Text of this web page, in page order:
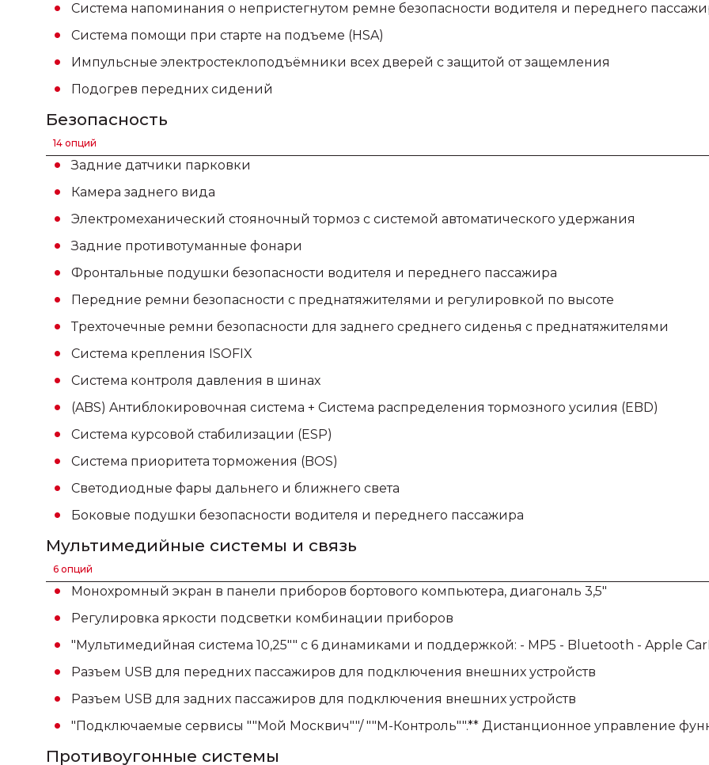
Система напоминания о непристегнутом ремне безопасности водителя и переднего
Система помощи при старте на подъеме (HSA)
Импульсные электростеклоподъёмники всех дверей с защитой от защемления
Подогрев передних сидений
Безопасность
14 опций
Задние датчики парковки
Камера заднего вида
Электромеханический стояночный тормоз с системой автоматического удержания
Задниe противотуманные фонари
Фронтальные подушки безопасности водителя и переднего пассажира
Передние ремни безопасности с преднатяжителями и регулировкой по высоте
Трехточечные ремни безопасности для заднего среднего сиденья с преднатяжителями
Система крепления ISOFIX
Система контроля давления в шинах
(ABS) Aнтиблокировочная система + Система распределения тормозного усилия (EBD)
Система курсовой стабилизации (ESP)
Система приоритета торможения (BOS)
Светодиодные фары дальнего и ближнего света
Боковые подушки безопасности водителя и переднего пассажира
Мультимедийные системы и связь
6 опций
Монохромный экран в панели приборов бортового компьютера, диагональ 3,5"
Регулировка яркости подсветки комбинации приборов
"Мультимедийная система 10,25"" с 6 динамиками и поддержкой: - MP5 - Bluetooth - Apple
Разъем USB для передних пассажиров для подключения внешних устройств
Разъем USB для задних пассажиров для подключения внешних устройств
"Подключаемые сервисы ""Мой Москвич""/ ""М-Контроль"".** Дистанционное управление
Противоугонные системы